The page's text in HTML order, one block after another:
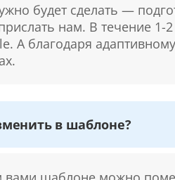
будет сделать —
нам. В течение
А благодаря
в шаблоне?